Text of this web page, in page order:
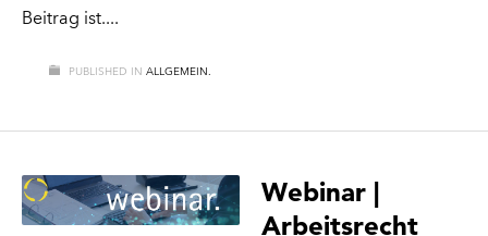
Beitrag ist.
PUBLISHED IN ALLGEMEIN.
Webinar |
Arbeitsrecht